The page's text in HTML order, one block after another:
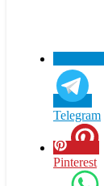
Telegram
Pinterest